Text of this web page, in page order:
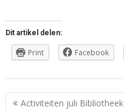
Dit artikel delen:
Print Facebook
Berichtnavigatie
Activiteiten juli Bibliotheek